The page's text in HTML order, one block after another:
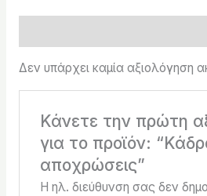
Δεν υπάρχει καμία αξιολόγηση
Κάνετε την πρώτη
για το προϊόν:
αποχρώσεις”
Η ηλ. διεύθυνση σας δεν